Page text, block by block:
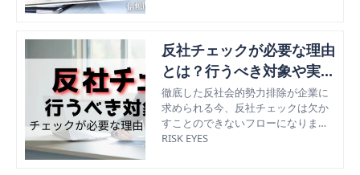
反社チェックが必要な理由
とは？行うべき対象や実施
方法を解説
徹底した反社会的勢力排除が企業に
求められる今、反社チェックは欠か
すことのできないフローになりまし
た。今回の記事では、反社チェック
RISK EYES